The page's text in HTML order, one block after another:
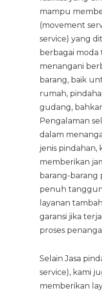
Dangerous Goods
Human Remains
Sewa Pesawat Cargo
Pergudangan
Jasa Pindahan
Spesifikasi Pesawat
Daftar Istilah Cargo
Tracking
Legalitas
Port & Alur Bisnis
Manajemen
Rekan Perusahaan
Batik "Mega Mendung"
Panduan Identitas
Lowongan Pekerjaan
mampu
(movement
service) yang
berbagai
menangani
barang, baik
rumah,
gudang,
Pengalaman
dalam
jenis pindahan,
memberikan
barang-barang
penuh
layanan
garansi jika
proses
Selain Jasa
service), kami
memberikan